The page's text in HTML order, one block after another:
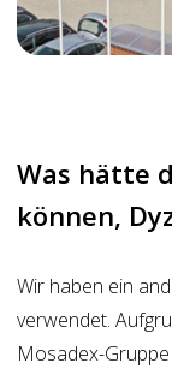
Was hätte
können,
Wir haben ein
verwendet.
Mosadex-